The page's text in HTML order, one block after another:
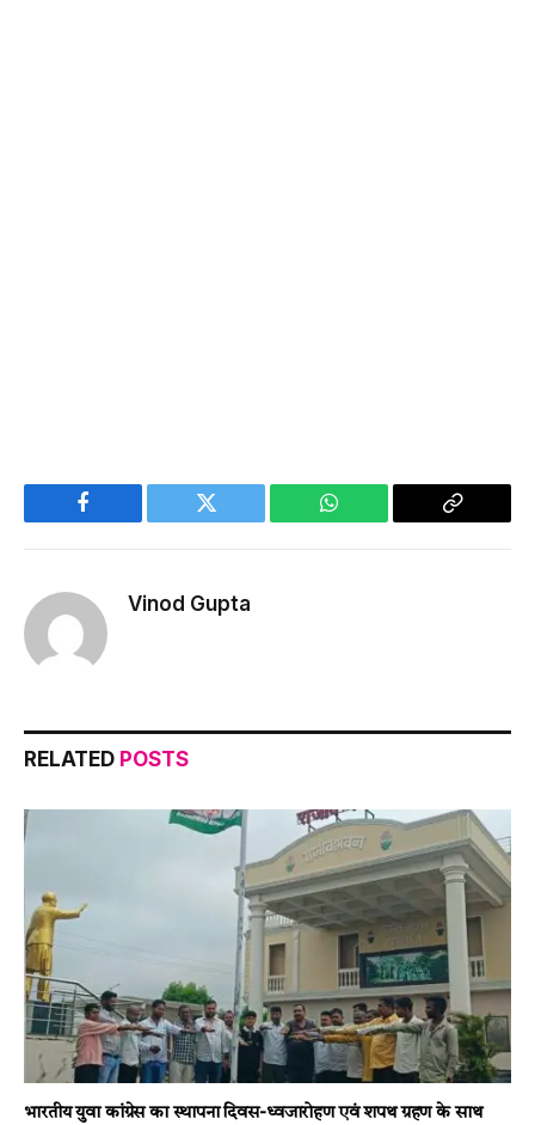
Facebook Twitter WhatsApp
Copy
Vinod Gupta
RELATED POSTS
भारतीय युवा कांग्रेस का स्थापना दिवस-ध्वजारोहण एवं शपथ ग्रहण के साथ